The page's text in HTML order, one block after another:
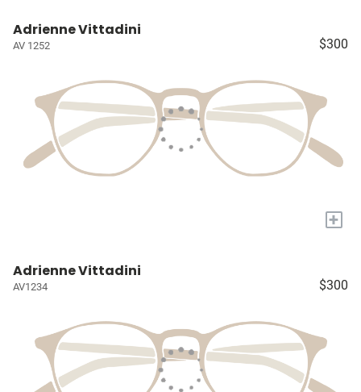
Adrienne Vittadini
AV 1252 $300
+
Adrienne Vittadini
AV1234 $300